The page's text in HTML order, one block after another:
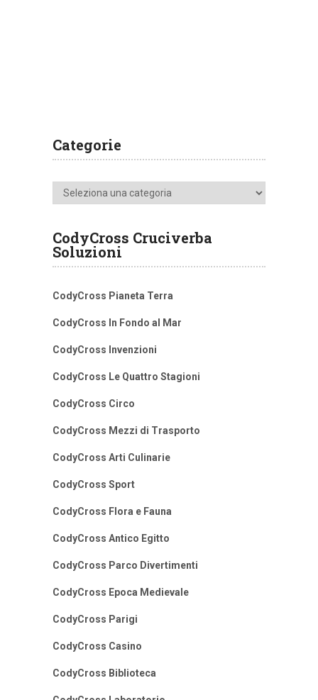
Categorie
Categorie
CodyCross Cruciverba
Soluzioni
CodyCross Pianeta Terra
CodyCross In Fondo al Mar
CodyCross Invenzioni
CodyCross Le Quattro Stagioni
CodyCross Circo
CodyCross Mezzi di Trasporto
CodyCross Arti Culinarie
CodyCross Sport
CodyCross Flora e Fauna
CodyCross Antico Egitto
CodyCross Parco Divertimenti
CodyCross Epoca Medievale
CodyCross Parigi
CodyCross Casino
CodyCross Biblioteca